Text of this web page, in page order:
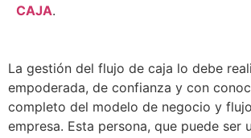
CAJA.
La gestión del flujo de caja lo debe
empoderada, de confianza y con
completo del modelo de negocio y
empresa. Esta persona, que puede ser